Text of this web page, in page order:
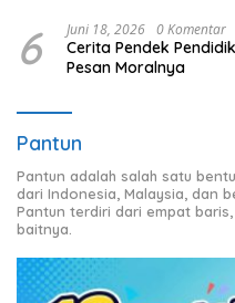
6 Juni 18, 2026 0 Komentar
Cerita Pendek
Pesan Moralnya
Pantun
Pantun adalah salah satu
dari Indonesia, Malaysia, dan
Pantun terdiri dari empat
baitnya.